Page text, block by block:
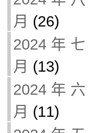
月 (26)
2024 年 七
月 (13)
2024 年 六
月 (11)